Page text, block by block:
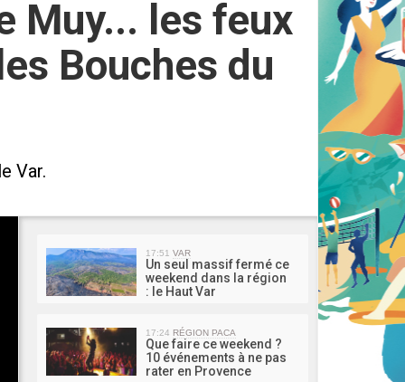
Muy... les feux
Bouches du
Var.
MA
17:51 VAR
Un seul massif fermé ce
weekend dans la région
: le Haut Var
17:24 RÉGION PACA
Que faire ce weekend ?
10 événements à ne pas
rater en Provence